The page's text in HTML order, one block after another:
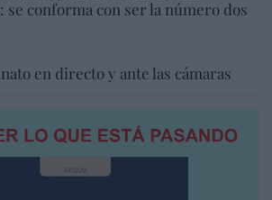
se conforma con ser la número dos
en directo y ante las cámaras